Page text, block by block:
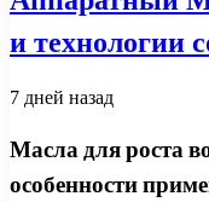
и технологии
7 дней назад
Масла для роста
особенности